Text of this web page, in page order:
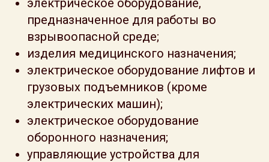
электрическое оборудование,
предназначенное для работы во
взрывоопасной среде;
изделия медицинского назначения;
электрическое оборудование лифтов и
грузовых подъемников (кроме
электрических машин);
электрическое оборудование
оборонного назначения;
управляющие устройства для